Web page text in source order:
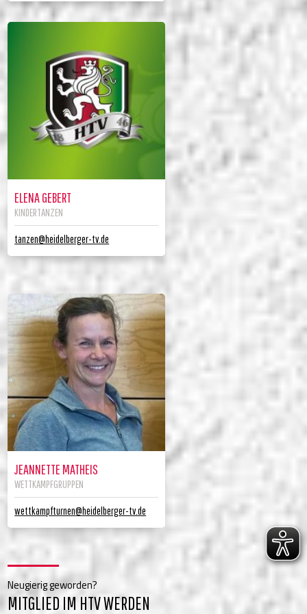
ELENA GEBERT
KINDERTANZEN
tanzen@heidelberger-tv.de
JEANNETTE MATHEIS
WETTKAMPFGRUPPEN
wettkampfturnen@heidelberger-tv.de
Neugierig geworden?
MITGLIED IM HTV WERDEN